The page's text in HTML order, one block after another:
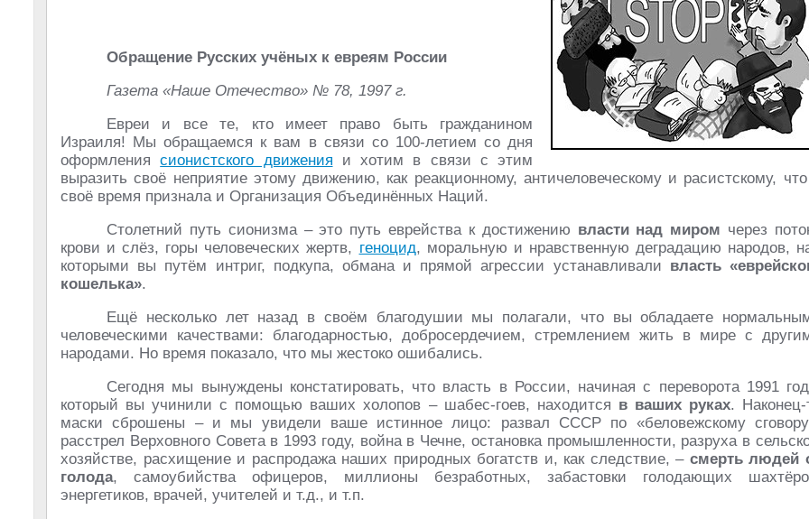
Обращение Русских учёных к евреям России
Газета «Наше Отечество» № 78, 1997 г.
Евреи и все те, кто имеет право быть гражданином
Израиля! Мы обращаемся к вам в связи со 100-летием со дня
оформлениясионистского движения и хотим в связи с этим
выразить своё неприятие этому движению, как реакционному, античеловеческому и расистскому,
своё время признала и Организация Объединённых Наций.
Столетний путь сионизма – это путь еврейства к достижению власти над миром через
крови и слёз, горы человеческих жертв, геноцид, моральную и нравственную деградацию народов,
которыми вы путём интриг, подкупа, обмана и прямой агрессии устанавливали власть
кошелька».
Ещё несколько лет назад в своём благодушии мы полагали, что вы обладаете
человеческими качествами: благодарностью, добросердечием, стремлением жить в мире с
народами. Но время показало, что мы жестоко ошибались.
Сегодня мы вынуждены констатировать, что власть в России, начиная с переворота 1991
который вы учинили с помощью ваших холопов – шабес-гоев, находится в ваших руках. Наконец-
маски сброшены – и мы увидели ваше истинное лицо: развал СССР по «беловежскому
расстрел Верховного Совета в 1993 году, война в Чечне, остановка промышленности, разруха в
хозяйстве, расхищение и распродажа наших природных богатств и, как следствие, – смерть людей
голода, самоубийства офицеров, миллионы безработных, забастовки голодающих
энергетиков, врачей, учителей и т.д., и т.п.